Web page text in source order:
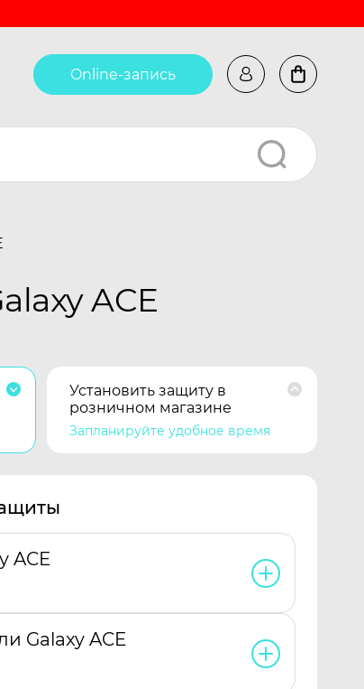
Online-запись
ACE
Установить защиту в
розничном магазине
Запланируйте удобное время
ACE
Galaxy ACE